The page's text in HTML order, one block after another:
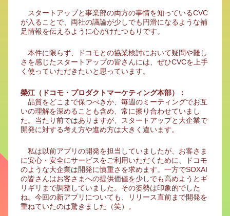
スタートアップと事業部の両方の事情を知っているCVC
が入ることで、両社の議論が少しでも円滑になるような補
足情報を伝えるように心がけたつもりです。
本件に限らず、ドコモとの協業検討において疑問や難し
さを感じたスタートアップの皆さんには、ぜひCVCを上手
く使っていただきたいと思っています。
榮江（ドコモ・プロダクトマーケティング本部）：
品質をどこまで保つべきか、毎週のミーティングでお互
いの理解を深めることも含め、常に擦り合わせていまし
た。当たり前ではありますが、スタートアップと大企業で
開発に対する考え方や進め方は大きく違います。
私は以前アプリの開発を担当していましたが、お客さま
に安心・安全にサービスをご利用いただくために、ドコモ
のような大企業は開発に慎重さを求めます。一方でSOXAI
の皆さんはお客さまへの提供価値を少しでも高めようとギ
リギリまで調整していました。その姿勢は印象的でした
ね。今回の新アプリについても、リリース直前まで開発を
重ねていたのは驚きました（笑）。